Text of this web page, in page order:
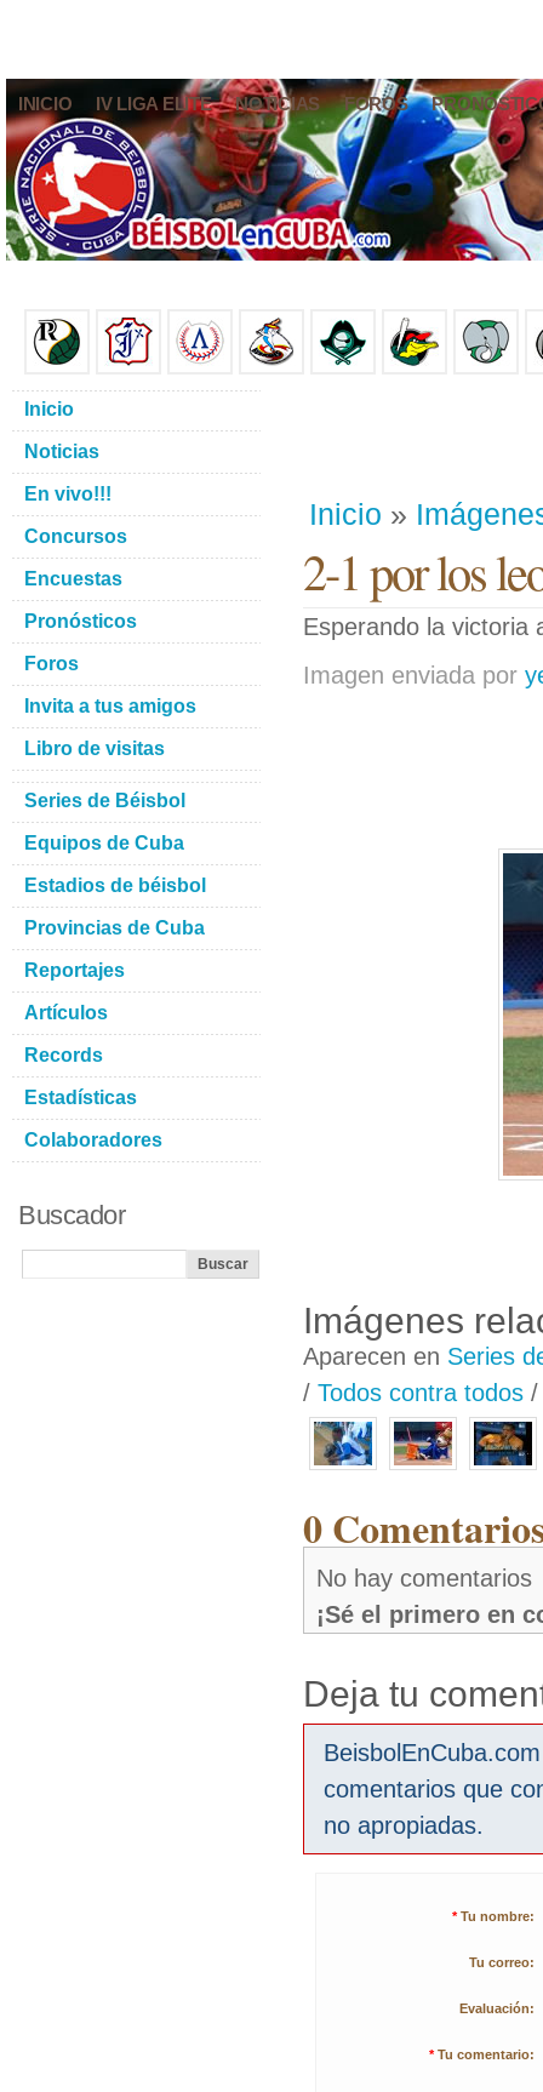
INICIO IV LIGA ELITE NOTICIAS FOROS
Inicio »
2-1 por los
Esperando la victoria
Imagen enviada por
Imágenes
Aparecen en Series
/ Todos contra todos
0
No hay comentarios
¡Sé el primero en
Deja tu
comentarios que
no apropiadas.
* Tu nombre:
Tu correo:
Evaluación:
* Tu comentario:
Inicio
Noticias
En vivo!!!
Concursos
Encuestas
Pronósticos
Foros
Invita a tus amigos
Libro de visitas
Series de Béisbol
Equipos de Cuba
Estadios de béisbol
Provincias de Cuba
Reportajes
Artículos
Records
Estadísticas
Colaboradores
Buscador